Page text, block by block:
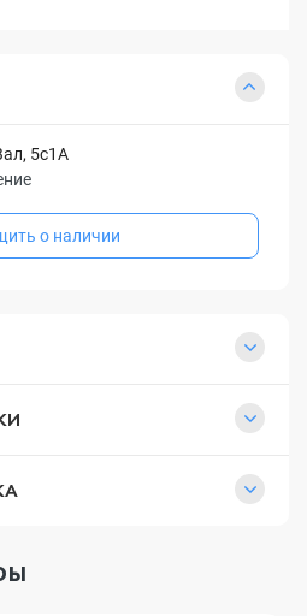
5с1А
о наличии